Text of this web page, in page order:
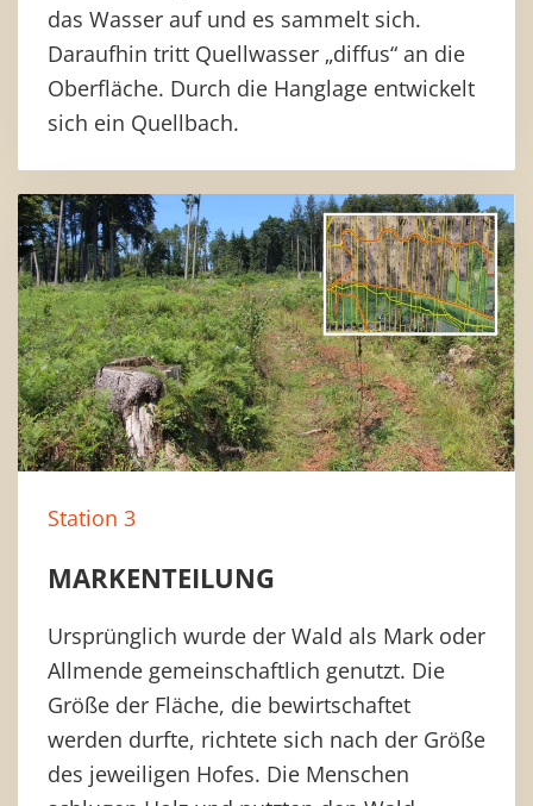
das Wasser auf und es sammelt sich.
Daraufhin tritt Quellwasser „diffus“ an die
Oberfläche. Durch die Hanglage entwickelt
sich ein Quellbach.
Station 3
MARKENTEILUNG
Ursprünglich wurde der Wald als Mark oder
Allmende gemeinschaftlich genutzt. Die
Größe der Fläche, die bewirtschaftet
werden durfte, richtete sich nach der Größe
des jeweiligen Hofes. Die Menschen